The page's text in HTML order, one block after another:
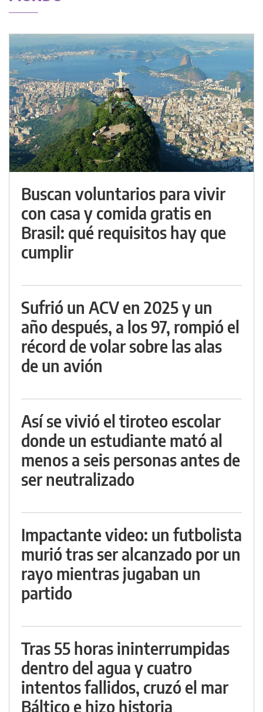
Buscan voluntarios para vivir
con casa y comida gratis en
Brasil: qué requisitos hay que
cumplir
Sufrió un ACV en 2025 y un
año después, a los 97, rompió el
récord de volar sobre las alas
de un avión
Así se vivió el tiroteo escolar
donde un estudiante mató al
menos a seis personas antes de
ser neutralizado
Impactante video: un futbolista
murió tras ser alcanzado por un
rayo mientras jugaban un
partido
Tras 55 horas ininterrumpidas
dentro del agua y cuatro
intentos fallidos, cruzó el mar
Báltico e hizo historia